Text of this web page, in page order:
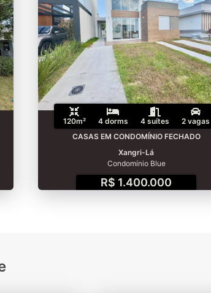
120m² 4 dorms 4 suítes
2 vagas
CASAS EM CONDOMÍNIO FECHADO
Xangri-Lá
Condomínio Blue
R$ 1.400.000